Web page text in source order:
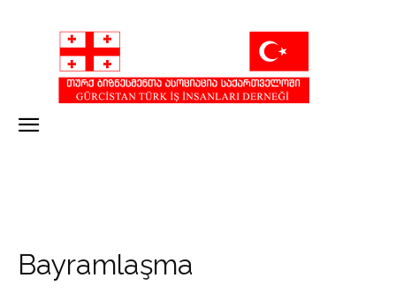
Bayramlaşma